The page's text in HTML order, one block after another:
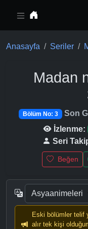
Anasayfa Seriler
Madan
Bölüm No: 3 Son
İzlenme:
Seri
Beğen
Eski bölümler telif
alır tek kişi